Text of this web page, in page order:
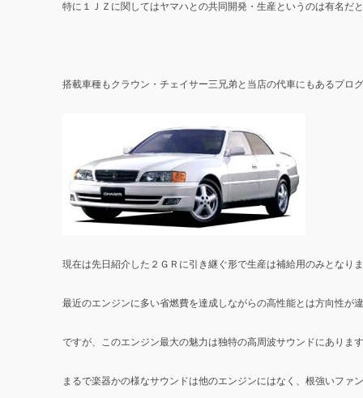
特に１ＪＺに関してはヤマハとの共同開発・生産というのは有名だ
搭載車種もクラウン・チェイサー三兄弟と当店の代車にもあるプロ
現在は先日紹介した２ＧＲに引き継ぐ形で生産は補給用のみとなり
最近のエンジンに多い省燃費を達成しながらの高性能とは方向性が
ですが、このエンジン最大の魅力は独特の高周波サウンドにありま
まるで楽器かの様なサウンドは他のエンジンにはなく、根強いファ